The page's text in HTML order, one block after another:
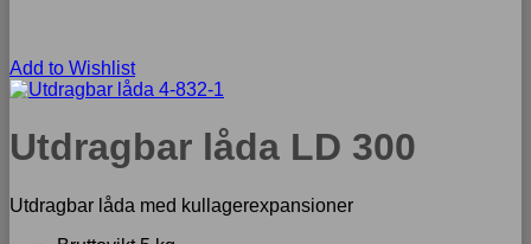
Add to Wishlist
Utdragbar låda LD 300
Utdragbar låda med kullagerexpansioner